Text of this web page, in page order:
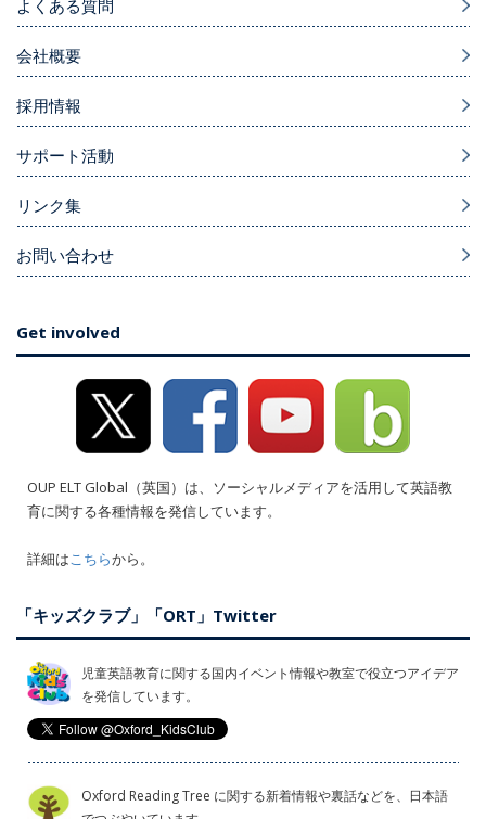
よくある質問
会社概要
採用情報
サポート活動
リンク集
お問い合わせ
Get involved
OUP ELT Global（英国）は、ソーシャルメディアを活用して英語教
育に関する各種情報を発信しています。
詳細はこちらから。
「キッズクラブ」「ORT」Twitter
児童英語教育に関する国内イベント情報や教室で役立つアイデア
を発信しています。
Oxford Reading Tree に関する新着情報や裏話などを、日本語